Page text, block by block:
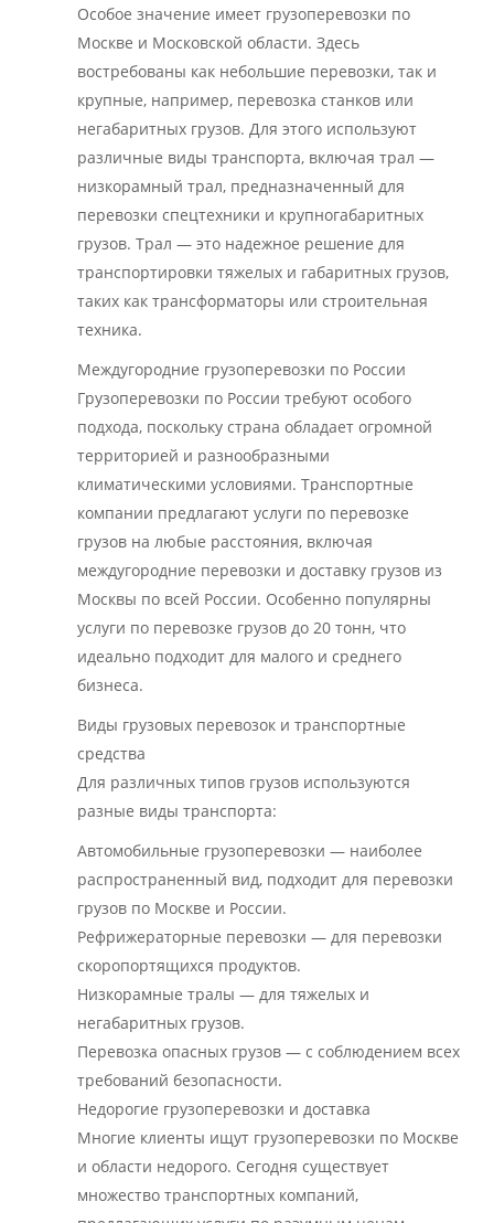
Особое значение имеет грузоперевозки по
Москве и Московской области. Здесь
востребованы как небольшие перевозки, так и
крупные, например, перевозка станков или
негабаритных грузов. Для этого используют
различные виды транспорта, включая трал —
низкорамный трал, предназначенный для
перевозки спецтехники и крупногабаритных
грузов. Трал — это надежное решение для
транспортировки тяжелых и габаритных грузов,
таких как трансформаторы или строительная
техника.
Междугородние грузоперевозки по России
Грузоперевозки по России требуют особого
подхода, поскольку страна обладает огромной
территорией и разнообразными
климатическими условиями. Транспортные
компании предлагают услуги по перевозке
грузов на любые расстояния, включая
междугородние перевозки и доставку грузов из
Москвы по всей России. Особенно популярны
услуги по перевозке грузов до 20 тонн, что
идеально подходит для малого и среднего
бизнеса.
Виды грузовых перевозок и транспортные
средства
Для различных типов грузов используются
разные виды транспорта:
Автомобильные грузоперевозки — наиболее
распространенный вид, подходит для перевозки
грузов по Москве и России.
Рефрижераторные перевозки — для перевозки
скоропортящихся продуктов.
Низкорамные тралы — для тяжелых и
негабаритных грузов.
Перевозка опасных грузов — с соблюдением всех
требований безопасности.
Недорогие грузоперевозки и доставка
Многие клиенты ищут грузоперевозки по Москве
и области недорого. Сегодня существует
множество транспортных компаний,